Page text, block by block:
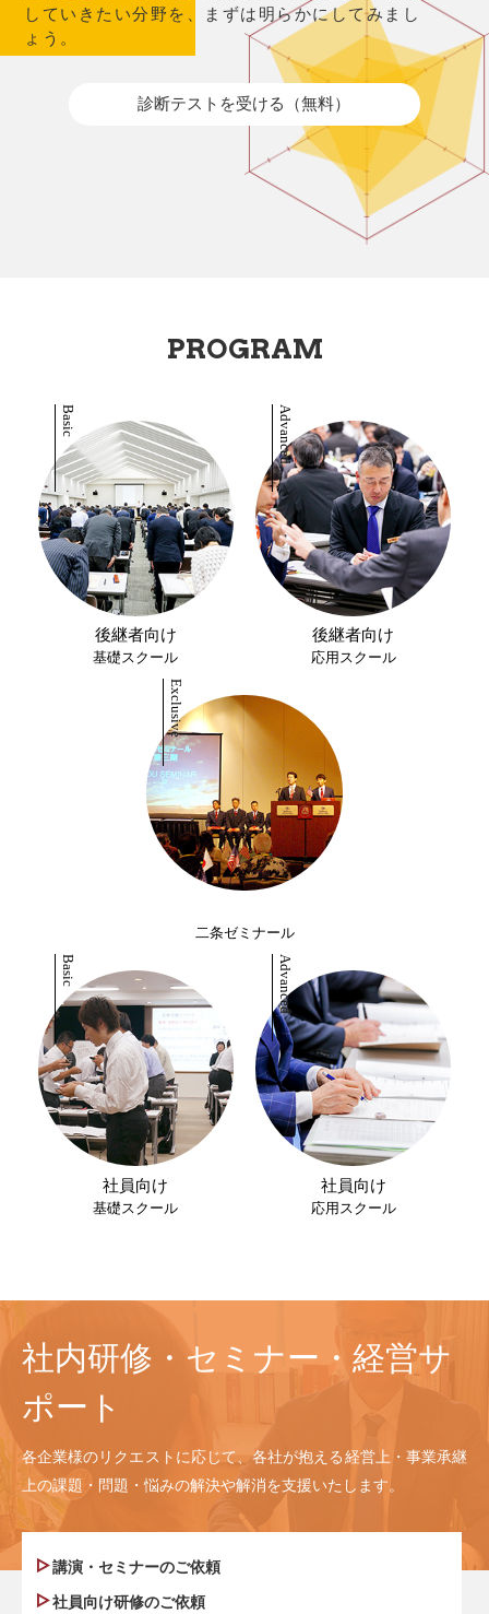
していきたい分野を、まずは明らかにしてみまし
ょう。
診断テストを受ける（無料）
PROGRAM
後継者向け
基礎スクール
後継者向け
応用スクール
二条ゼミナール
社員向け
基礎スクール
社員向け
応用スクール
社内研修・セミナー・経営サ
ポート
各企業様のリクエストに応じて、各社が抱える経営上・事業承継
上の課題・問題・悩みの解決や解消を支援いたします。
講演・セミナーのご依頼
社員向け研修のご依頼